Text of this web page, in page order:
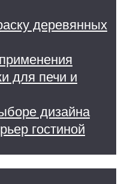
деревянных
для печи и
дизайна
гостиной